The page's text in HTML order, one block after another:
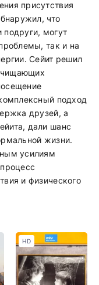
присутствия
что
могут
так и на
Сейит решил
подход
друзей, а
дали шанс
жизни.
усилиям
и физического
HD